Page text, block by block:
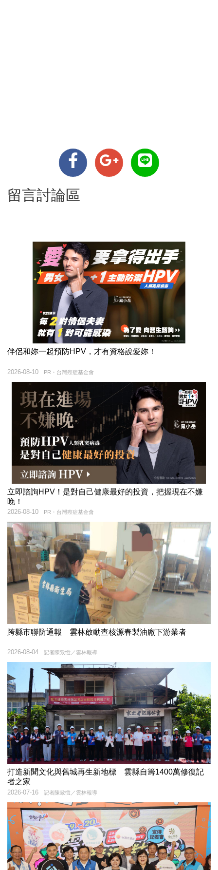
留言討論區
伴侶和妳一起預防HPV，才有資格說愛妳！
PR・台灣癌症基金會
2026-08-10
立即諮詢HPV！是對自己健康最好的投資，把握現在不嫌
晚！
PR・台灣癌症基金會
2026-08-10
跨縣市聯防通報 雲林啟動查核源春製油廠下游業者
記者陳致愷／雲林報導
2026-08-04
打造新聞文化與舊城再生新地標 雲縣自籌1400萬修復記
者之家
記者陳致愷／雲林報導
2026-07-16